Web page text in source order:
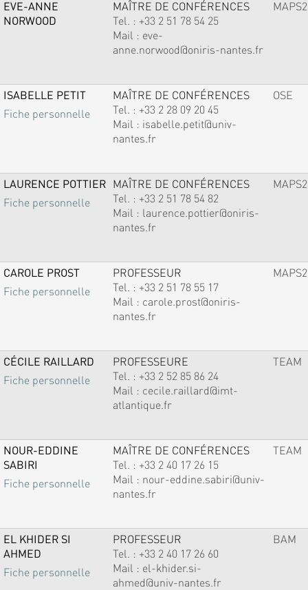
EVE-ANNE
NORWOOD
MAÎTRE DE CONFÉRENCES
Tel. : +33 2 51 78 54 25
Mail : eve-
anne.norwood@oniris-nantes.fr
MAPS2
ISABELLE PETIT
Fiche personnelle
MAÎTRE DE CONFÉRENCES
Tel. : +33 2 28 09 20 45
Mail : isabelle.petit@univ-
nantes.fr
OSE
LAURENCE POTTIER
Fiche personnelle
MAÎTRE DE CONFÉRENCES
Tel. : +33 2 51 78 54 82
Mail : laurence.pottier@oniris-
nantes.fr
MAPS2
CAROLE PROST
Fiche personnelle
PROFESSEUR
Tel. : +33 2 51 78 55 17
Mail : carole.prost@oniris-
nantes.fr
MAPS2
CÉCILE RAILLARD
Fiche personnelle
PROFESSEURE
Tel. : +33 2 52 85 86 24
Mail : cecile.raillard@imt-
atlantique.fr
TEAM
NOUR-EDDINE
SABIRI
Fiche personnelle
MAÎTRE DE CONFÉRENCES
Tel. : +33 2 40 17 26 15
Mail : nour-eddine.sabiri@univ-
nantes.fr
TEAM
EL KHIDER SI
AHMED
Fiche personnelle
PROFESSEUR
Tel. : +33 2 40 17 26 60
Mail : el-khider.si-
ahmed@univ-nantes.fr
BAM